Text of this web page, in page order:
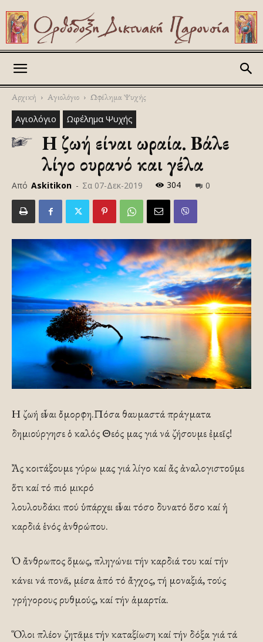
Αρχική Αγιολόγιο Ωφέλημα Ψυχής
Αγιολόγιο Ωφέλημα Ψυχής
Η ζωή είναι ωραία. Βάλε
λίγο ουρανό και γέλα
Από Askitikon - Σα 07-Δεκ-2019 304 0
Η ζωή εἶναι ὄμορφη.Πόσα θαυμαστά πράγματα
δημιούργησε ὁ καλός Θεός μας γιά νά ζήσουμε ἐμεῖς!
Ἄς κοιτάξουμε γύρω μας γιά λίγο καί ἄς ἀναλογιστοῦμε
ὅτι καί τό πιό μικρό
λουλουδάκι πού ὑπάρχει εἶναι τόσο δυνατό ὅσο καί ἡ
καρδιά ἑνός ἀνθρώπου.
Ὁ ἄνθρωπος ὅμως, πληγώνει τήν καρδιά του καί τήν
κάνει νά πονᾶ, μέσα ἀπό τό ἄγχος, τή μοναξιά, τούς
γρήγορους ρυθμούς, καί τήν ἁμαρτία.
Ὅλοι πλέον ζητᾶμε τήν καταξίωση καί τήν δόξα γιά τά